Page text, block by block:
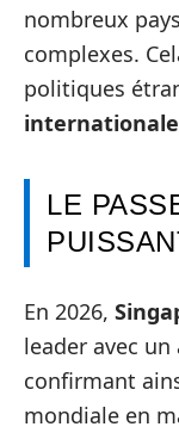
nombreux
complexes.
politiques
internationale
LE
En 2026,
leader avec un
confirmant
mondiale en